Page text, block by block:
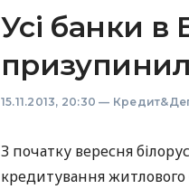
Усі банки в
15.11.2013, 20:30 —
З початку вересня
кредитування